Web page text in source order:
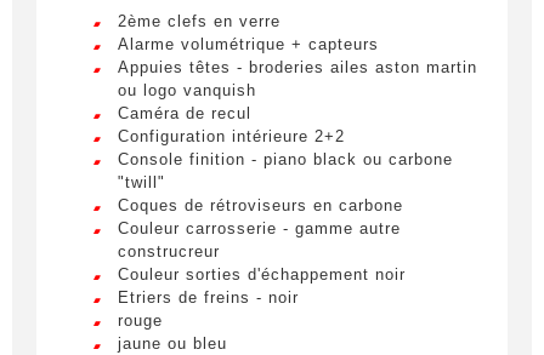
E-mail *
Phone number
Special request
adipiscing elit. Ut a elit sed nisl pulvinar
egestas a vel nibh. Sed aliquam varius
feugiat. Suspendisse finibus nec nibh eget
ultricies. Mauris et malesuada augue.
Lorem ipsum dolor sit amet, consectetur
adipiscing elit. Ut a elit sed nisl pulvinar
egestas a vel nibh. Sed aliquam varius
feugiat. Suspendisse finibus nec nibh eget
ultricies. Mauris et malesuada augue.
2ème clefs en verre
Alarme volumétrique + capteurs
Appuies têtes - broderies ailes aston martin
ou logo vanquish
Caméra de recul
Configuration intérieure 2+2
Console finition - piano black ou carbone
"twill"
Coques de rétroviseurs en carbone
Couleur carrosserie - gamme autre
construcreur
Couleur sorties d'échappement noir
Etriers de freins - noir
rouge
jaune ou bleu